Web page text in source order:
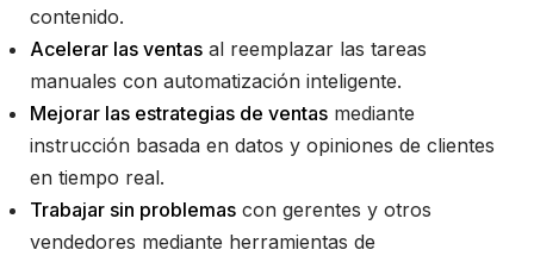
contenido.
Acelerar las ventas al reemplazar las tareas
manuales con automatización inteligente.
Mejorar las estrategias de ventas mediante
instrucción basada en datos y opiniones de clientes
en tiempo real.
Trabajar sin problemas con gerentes y otros
vendedores mediante herramientas de